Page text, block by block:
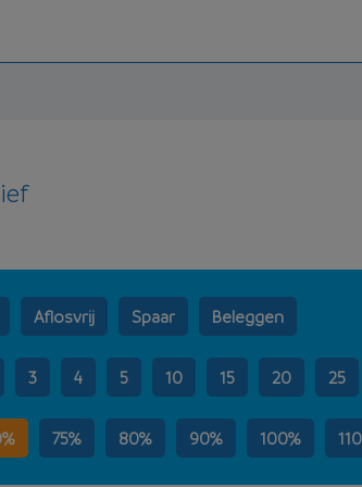
Aflosvrij Spaar Beleggen
3 4 5 10 15 20 25
75% 80% 90% 100%